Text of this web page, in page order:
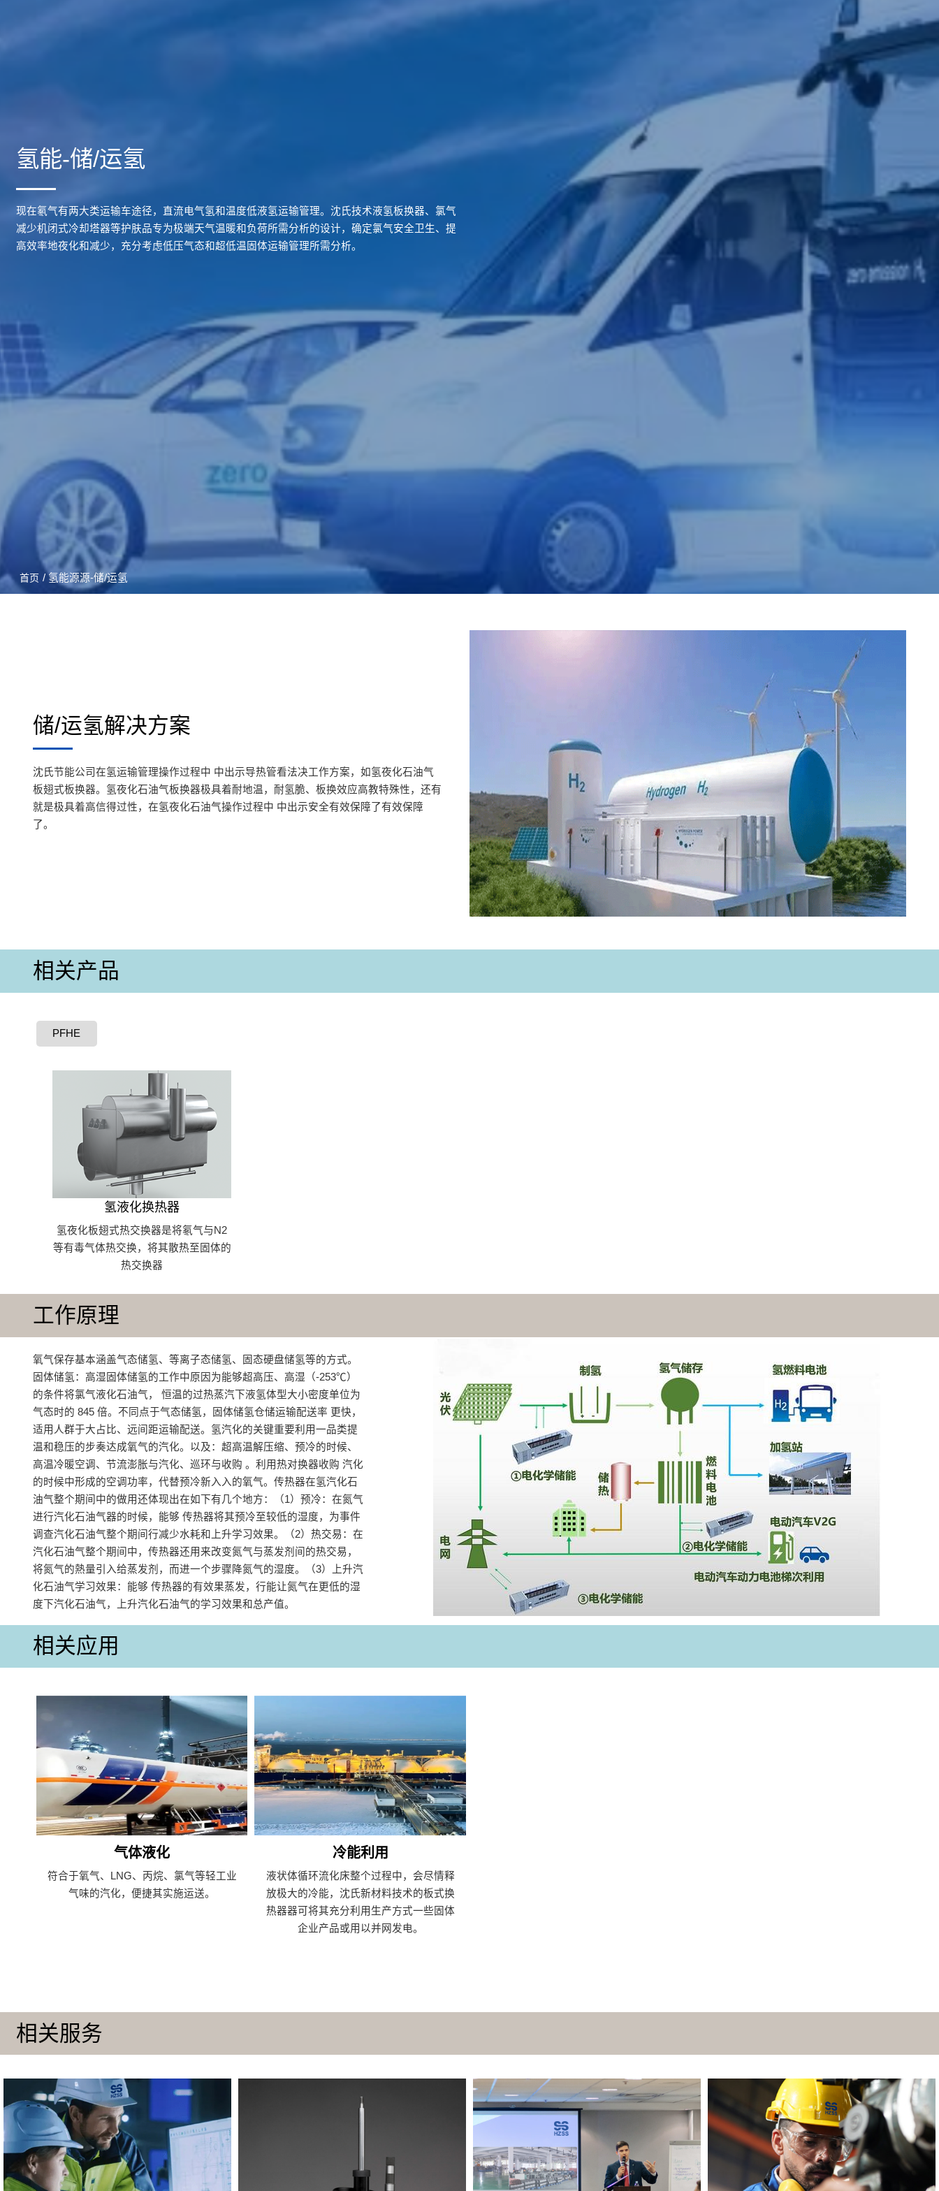
氢能-储/运氢
现在氡气有两大类运输车途径，直流电气氢和温度低液氢运输管理。沈氏技术液氢板换器、氯气
减少机闭式冷却塔器等护肤品专为极端天气温暖和负荷所需分析的设计，确定氯气安全卫生、提
高效率地夜化和减少，充分考虑低压气态和超低温固体运输管理所需分析。
首页 / 氢能源源-储/运氢
储/运氢解决方案
沈氏节能公司在氢运输管理操作过程中 中出示导热管看法决工作方案，如氢夜化石油气
板翅式板换器。氢夜化石油气板换器极具着耐地温，耐氢脆、板换效应高教特殊性，还有
就是极具着高信得过性，在氢夜化石油气操作过程中 中出示安全有效保障了有效保障
了。
相关产品
PFHE
氢液化换热器
氢夜化板翅式热交换器是将氡气与N2
等有毒气体热交换，将其散热至固体的
热交换器
工作原理
氧气保存基本涵盖气态储氢、等离子态储氢、固态硬盘储氢等的方式。
固体储氢：高湿固体储氢的工作中原因为能够超高压、高湿（-253℃）
的条件将氯气液化石油气， 恒温的过热蒸汽下液氢体型大小密度单位为
气态时的 845 倍。不同点于气态储氢，固体储氢仓储运输配送率 更快，
适用人群于大占比、远间距运输配送。氢汽化的关键重要利用一品类提
温和稳压的步奏达成氧气的汽化‌。以及：超高温解压缩、‌预冷的时候、‌
高温冷暖空调、‌节流澎胀与汽化‌、巡环与收购 。利用热对换器收购 汽化
的时候中形成的空调功率，代替预冷新入入的氧气‌。传热器在氢汽化石
油气整个期间中的做用还体现出在如下有几个地方：（1）预冷‌：在氮气
进行汽化石油气器的时候，能够 传热器将其预冷至较低的湿度，为事件
调查汽化石油气整个期间行减少水耗和上升学习效果‌。‌（2）热交易‌：在
汽化石油气整个期间中，传热器还用来改变氮气与蒸发剂间的热交易，
将氮气的熱量引入给蒸发剂，而进一个步骤降氮气的湿度‌。‌（3）上升汽
化石油气学习效果‌：能够 传热器的有效果蒸发，行能让氮气在更低的湿
度下汽化石油气，上升汽化石油气的学习效果和总产值‌。
相关应用
气体液化
符合于氧气、LNG、丙烷、氯气等轻工业
气味的汽化，便捷其实施运送。
冷能利用
液状体循环流化床整个过程中，会尽情释
放极大的冷能，沈氏新材料技术的板式换
热器器可将其充分利用生产方式一些固体
企业产品或用以并网发电。
相关服务